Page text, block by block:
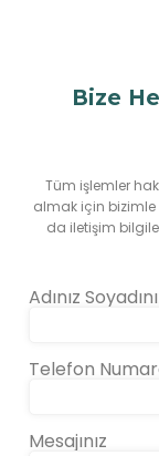
Bize
Tüm işlemler
almak için
da iletişim
Adınız
Telefon
Mesajınız